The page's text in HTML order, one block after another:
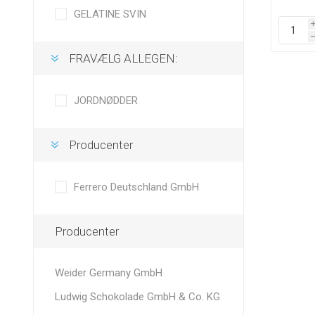
i
h
GELATINE SVIN
FRAVÆLG ALLEGEN:
JORDNØDDER
Producenter
Ferrero Deutschland GmbH
Producenter
Weider Germany GmbH
Ludwig Schokolade GmbH & Co. KG